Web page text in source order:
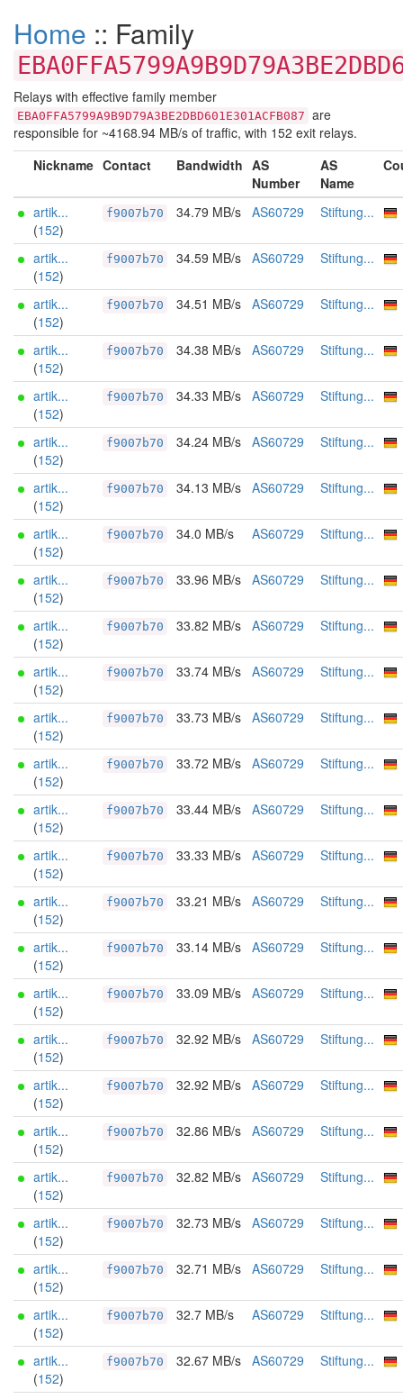
Home :: Family
Relays with effective family member
EBA0FFA5799A9B9D79A3BE2DBD601E301ACFB087 are
responsible for ~4168.94 MB/s of traffic, with 152 exit relays.
Nickname Contact Bandwidth AS
Number
AS
Name
artik...
(152)
f9007b70 34.79 MB/s AS60729 Stiftung...
artik...
(152)
f9007b70 34.59 MB/s AS60729 Stiftung...
artik...
(152)
f9007b70 34.51 MB/s AS60729 Stiftung...
artik...
(152)
f9007b70 34.38 MB/s AS60729 Stiftung...
artik...
(152)
f9007b70 34.33 MB/s AS60729 Stiftung...
artik...
(152)
f9007b70 34.24 MB/s AS60729 Stiftung...
artik...
(152)
f9007b70 34.13 MB/s AS60729 Stiftung...
artik...
(152)
f9007b70 34.0 MB/s AS60729 Stiftung...
artik...
(152)
f9007b70 33.96 MB/s AS60729 Stiftung...
artik...
(152)
f9007b70 33.82 MB/s AS60729 Stiftung...
artik...
(152)
f9007b70 33.74 MB/s AS60729 Stiftung...
artik...
(152)
f9007b70 33.73 MB/s AS60729 Stiftung...
artik...
(152)
f9007b70 33.72 MB/s AS60729 Stiftung...
artik...
(152)
f9007b70 33.44 MB/s AS60729 Stiftung...
artik...
(152)
f9007b70 33.33 MB/s AS60729 Stiftung...
artik...
(152)
f9007b70 33.21 MB/s AS60729 Stiftung...
artik...
(152)
f9007b70 33.14 MB/s AS60729 Stiftung...
artik...
(152)
f9007b70 33.09 MB/s AS60729 Stiftung...
artik...
(152)
f9007b70 32.92 MB/s AS60729 Stiftung...
artik...
(152)
f9007b70 32.92 MB/s AS60729 Stiftung...
artik...
(152)
f9007b70 32.86 MB/s AS60729 Stiftung...
artik...
(152)
f9007b70 32.82 MB/s AS60729 Stiftung...
artik...
(152)
f9007b70 32.73 MB/s AS60729 Stiftung...
artik...
(152)
f9007b70 32.71 MB/s AS60729 Stiftung...
artik...
(152)
f9007b70 32.7 MB/s AS60729 Stiftung...
artik...
(152)
f9007b70 32.67 MB/s AS60729 Stiftung...